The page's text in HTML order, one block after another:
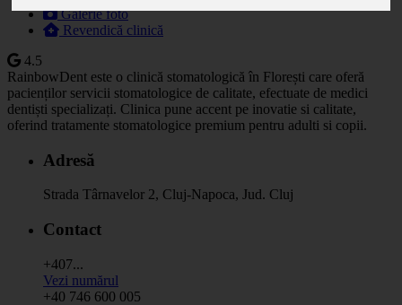
Galerie foto
Revendică clinică
4.5
RainbowDent este o clinică stomatologică în Florești care oferă
pacienților servicii stomatologice de calitate, efectuate de medici
dentiști specializați. Clinica pune accent pe inovatie si calitate,
oferind tratamente stomatologice premium pentru adulti si copii.
Adresă
Strada Târnavelor 2, Cluj-Napoca, Jud. Cluj
Contact
+407...
Vezi numărul
+40 746 600 005